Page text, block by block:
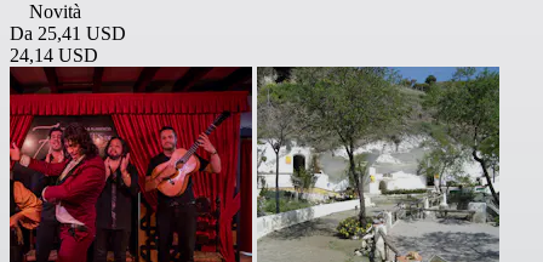
Novità
Da 25,41 USD
24,14 USD